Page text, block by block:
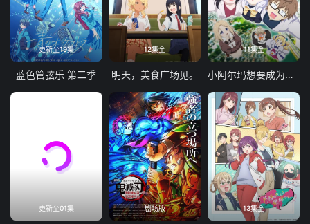
更新至19集
蓝色管弦乐 第二季
12集全
明天，美食广场见。
11集全
小阿尔玛想要成为家人
更新至01集 剧场版 13集全